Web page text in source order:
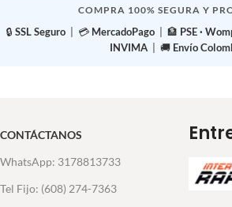
COMPRA 100% SEGURA Y
🔒 SSL Seguro | 💳 MercadoPago | 🏦 PSE ·
INVIMA| 🚚 Envío
CONTÁCTANOS
WhatsApp: 3178813733
Tel Fijo: (608) 274-7363